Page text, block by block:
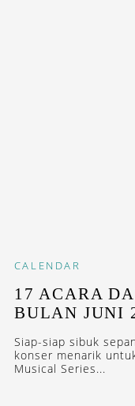
CALENDAR
17 ACARA
BULAN JUNI
Siap-siap sibuk
konser menarik
Musical Series...